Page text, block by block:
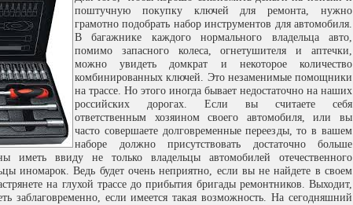
поштучную покупку ключей для ремонта, нужно
грамотно подобрать набор инструментов для автомобиля.
В багажнике каждого нормального владельца авто,
помимо запасного колеса, огнетушителя и аптечки,
можно увидеть домкрат и некоторое количество
комбинированных ключей. Это незаменимые помощники
на трассе. Но этого иногда бывает недостаточно на наших
российских дорогах. Если вы считаете себя
ответственным хозяином своего автомобиля, или вы
часто совершаете долговременные переезды, то в вашем
наборе должно присутствовать достаточно больше
иметь ввиду не только владельцы автомобилей отечественного
иномарок. Ведь будет очень неприятно, если вы не найдете в своем
на глухой трассе до прибытия бригады ремонтников. Выходит,
заблаговременно, если имеется такая возможность. На сегодняшний